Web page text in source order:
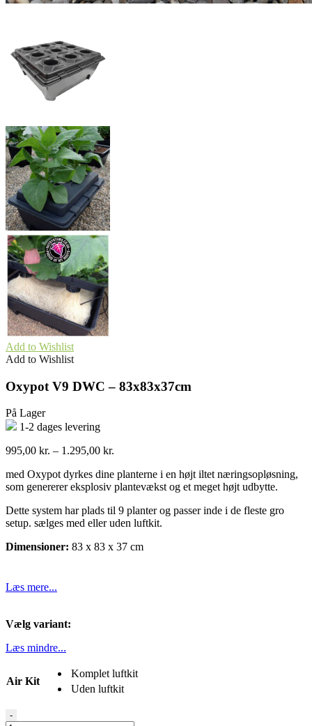
Add to Wishlist
Add to Wishlist
Oxypot V9 DWC – 83x83x37cm
På Lager
1-2 dages levering
995,00 kr. – 1.295,00 kr.
til
1.295,00 kr.
med Oxypot dyrkes dine planterne i en højt iltet næringsopløsning,
som genererer eksplosiv plantevækst og et meget højt udbytte.
Dette system har plads til 9 planter og passer inde i de fleste gro
setup. sælges med eller uden luftkit.
Dimensioner: 83 x 83 x 37 cm
Læs mere...
Vælg variant:
Læs mindre...
Air Kit
Komplet luftkit
Uden luftkit
Oxypot
-